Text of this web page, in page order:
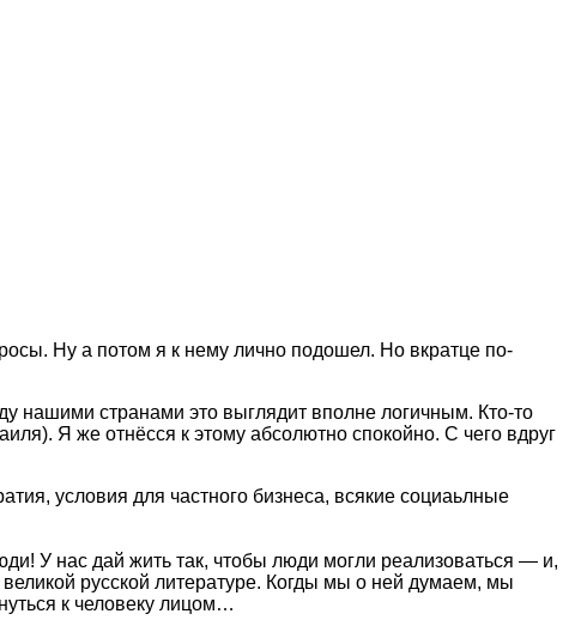
Ну а потом я к нему лично подошел. Но вкратце по-
нашими странами это выглядит вполне логичным. Кто-то
Я же отнёсся к этому абсолютно спокойно. С чего вдруг
условия для частного бизнеса, всякие социаьлные
У нас дай жить так, чтобы люди могли реализоваться — и,
русской литературе. Когды мы о ней думаем, мы
к человеку лицом…